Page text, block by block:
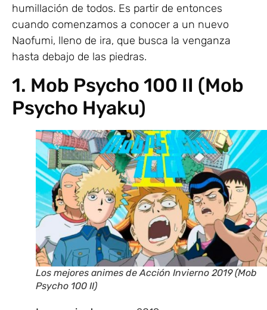
humillación de todos. Es partir de entonces
cuando comenzamos a conocer a un nuevo
Naofumi, lleno de ira, que busca la venganza
hasta debajo de las piedras.
1. Mob Psycho 100 II (Mob
Psycho Hyaku)
Los mejores animes de Acción Invierno 2019 (Mob
Psycho 100 II)